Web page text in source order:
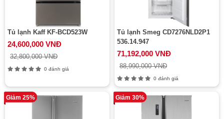
Tủ lạnh Kaff KF-BCD523W
24,600,000 VNĐ
32,800,000 VNĐ
0 đánh giá
Tủ lạnh Smeg CD7276NLD2P1
536.14.947
71,192,000 VNĐ
88,990,000 VNĐ
0 đánh giá
Giảm 25% Giảm 30%